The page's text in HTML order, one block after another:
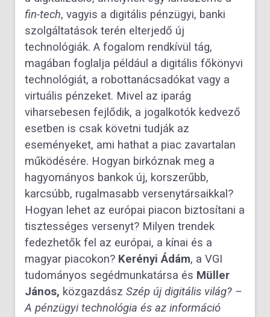
fin-tech, vagyis a digitális pénzügyi, banki
szolgáltatások terén elterjedő új
technológiák. A fogalom rendkívül tág,
magában foglalja például a digitális főkönyvi
technológiát, a robottanácsadókat vagy a
virtuális pénzeket. Mivel az iparág
viharsebesen fejlődik, a jogalkotók kedvező
esetben is csak követni tudják az
eseményeket, ami hathat a piac zavartalan
működésére. Hogyan birkóznak meg a
hagyományos bankok új, korszerűbb,
karcsúbb, rugalmasabb versenytársaikkal?
Hogyan lehet az európai piacon biztosítani a
tisztességes versenyt? Milyen trendek
fedezhetők fel az európai, a kínai és a
magyar piacokon? Kerényi Ádám, a VGI
tudományos segédmunkatársa és Müller
János, közgazdász Szép új digitális világ? –
A pénzügyi technológia és az információ